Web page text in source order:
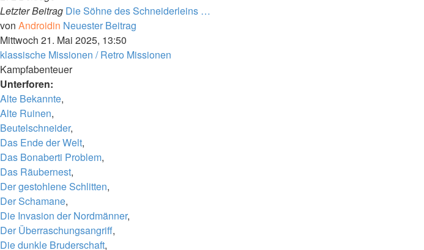
Letzter Beitrag Die Söhne des Schneiderleins …
von Androidin Neuester Beitrag
Mittwoch 21. Mai 2025, 13:50
klassische Missionen / Retro Missionen
Kampfabenteuer
Unterforen:
Alte Bekannte,
Alte Ruinen,
Beutelschneider,
Das Ende der Welt,
Das Bonaberti Problem,
Das Räubernest,
Der gestohlene Schlitten,
Der Schamane,
Die Invasion der Nordmänner,
Der Überraschungsangriff,
Die dunkle Bruderschaft,